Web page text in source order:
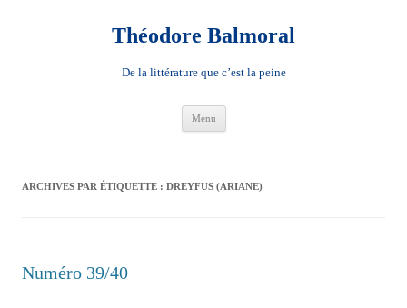
Théodore Balmoral
De la littérature que c’est la peine
Menu
ARCHIVES PAR ÉTIQUETTE : DREYFUS (ARIANE)
Numéro 39/40